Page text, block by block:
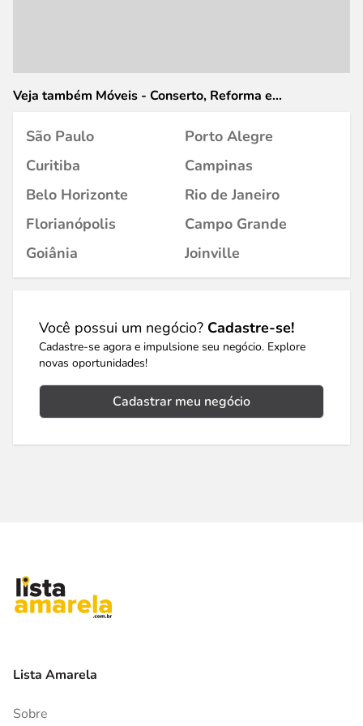
Veja também Móveis - Conserto, Reforma e
São Paulo
Porto Alegre
Curitiba
Campinas
Belo Horizonte
Rio de Janeiro
Florianópolis
Campo Grande
Goiânia
Joinville
Você possui um negócio? Cadastre-se!
Cadastre-se agora e impulsione seu negócio. Explore
novas oportunidades!
Cadastrar meu negócio
Lista Amarela
Sobre